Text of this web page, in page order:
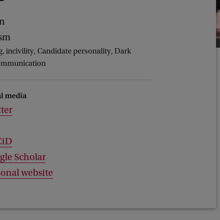
incivility, Candidate personality, Dark
media
Scholar
website